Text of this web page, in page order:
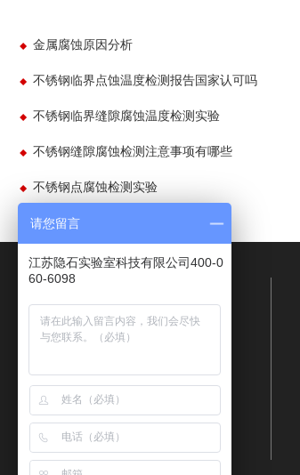
金属腐蚀原因分析
不锈钢临界点蚀温度检测报告国家认可吗
不锈钢临界缝隙腐蚀温度检测实验
不锈钢缝隙腐蚀检测注意事项有哪些
不锈钢点腐蚀检测实验
请您留言
江苏隐石实验室科技有限公司400-0
60-6098